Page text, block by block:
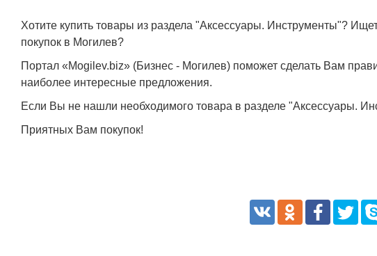
Хотите купить товары из раздела "Аксессуары. Инструменты"?
покупок в Могилев?
Портал «Mogilev.biz» (Бизнес - Могилев) поможет сделать Вам
наиболее интересные предложения.
Если Вы не нашли необходимого товара в разделе "Аксессуары.
Приятных Вам покупок!